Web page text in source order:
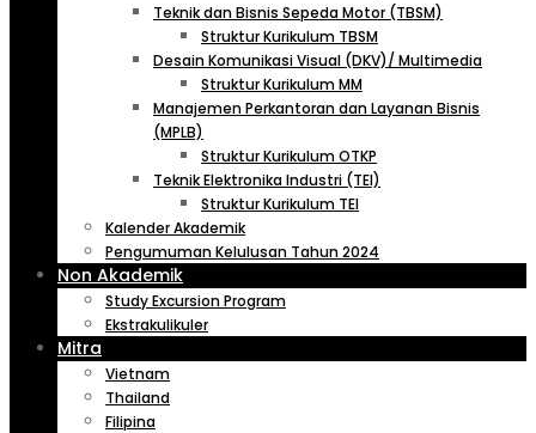
Teknik dan Bisnis Sepeda Motor (TBSM)
Struktur Kurikulum TBSM
Desain Komunikasi Visual (DKV)/ Multimedia
Struktur Kurikulum MM
Manajemen Perkantoran dan Layanan Bisnis
(MPLB)
Struktur Kurikulum OTKP
Teknik Elektronika Industri (TEI)
Struktur Kurikulum TEI
Kalender Akademik
Pengumuman Kelulusan Tahun 2024
Non Akademik
Study Excursion Program
Ekstrakulikuler
Mitra
Vietnam
Thailand
Filipina